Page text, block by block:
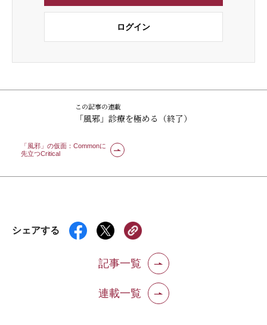
ログイン
この記事の連載
「風邪」診療を極める（終了）
「風邪」の仮面：Commonに
先立つCritical
シェアする
記事一覧
連載一覧